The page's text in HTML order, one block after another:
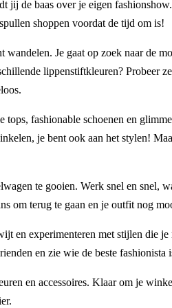
jij de baas over je eigen
shoppen voordat de tijd om is!
Je gaat op zoek naar de
lippenstiftkleuren? Probeer
fashionable schoenen en
je bent ook aan het stylen!
te gooien. Werk snel en snel,
om terug te gaan en je outfit nog
en experimenteren met stijlen die
en zie wie de beste fashionista
en accessoires. Klaar om je